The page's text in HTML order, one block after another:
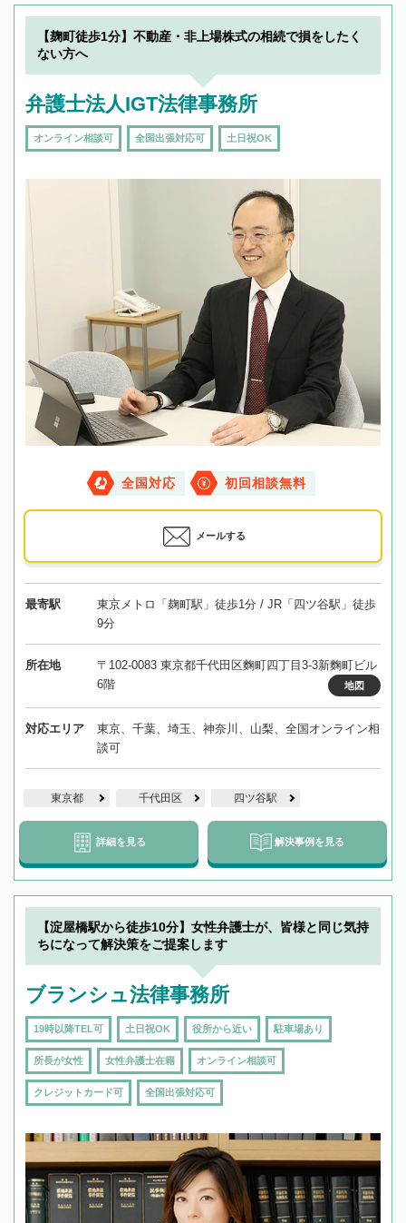
【麹町徒歩1分】不動産・非上場株式の相続で損をしたく
ない方へ
弁護士法人IGT法律事務所
オンライン相談可 全国出張対応可 土日祝OK
全国対応 初回相談無料
メールする
最寄駅
東京メトロ「麹町駅」徒歩1分 / JR「四ツ谷駅」徒歩
9分
所在地
〒102-0083 東京都千代田区麴町四丁目3-3新麴町ビル
6階
地図
対応エリア
東京、千葉、埼玉、神奈川、山梨、全国オンライン相
談可
東京都 千代田区 四ツ谷駅
詳細を見る 解決事例を見る
【淀屋橋駅から徒歩10分】女性弁護士が、皆様と同じ気持
ちになって解決策をご提案します
ブランシュ法律事務所
19時以降TEL可 土日祝OK 役所から近い 駐車場あり
所長が女性 女性弁護士在籍 オンライン相談可
クレジットカード可 全国出張対応可